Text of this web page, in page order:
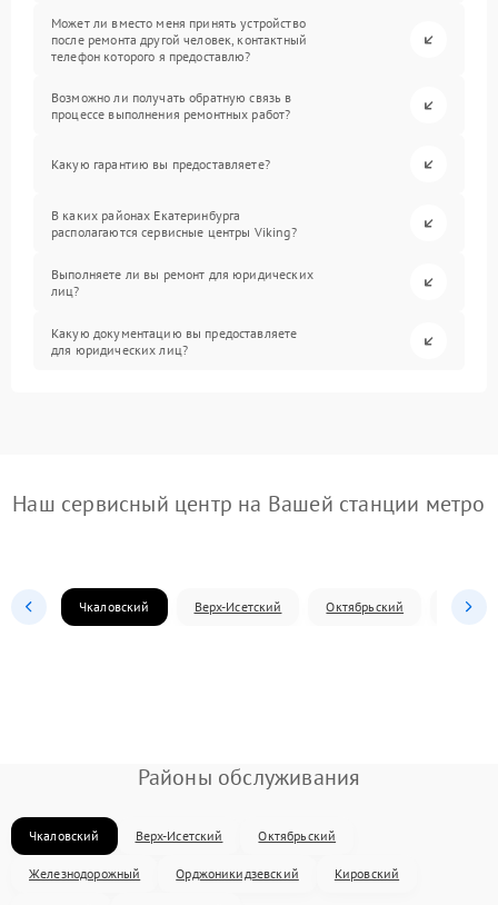
Может ли вместо меня принять устройство
после ремонта другой человек, контактный
телефон которого я предоставлю?
Возможно ли получать обратную связь в
процессе выполнения ремонтных работ?
Какую гарантию вы предоставляете?
В каких районах Екатеринбурга
располагаются сервисные центры Viking?
Выполняете ли вы ремонт для юридических
лиц?
Какую документацию вы предоставляете
для юридических лиц?
Наш сервисный центр на Вашей станции метро
Чкаловский Верх-Исетский Октябрьский
Районы обслуживания
Чкаловский Верх-Исетский Октябрьский
Железнодорожный Орджоникидзевский Кировский